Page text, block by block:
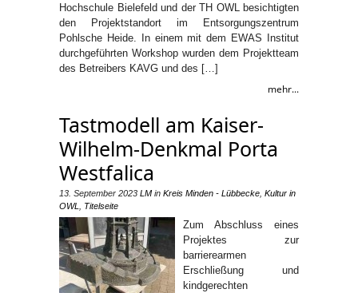
Hochschule Bielefeld und der TH OWL besichtigten
den Projektstandort im Entsorgungszentrum
Pohlsche Heide. In einem mit dem EWAS Institut
durchgeführten Workshop wurden dem Projektteam
des Betreibers KAVG und des […]
mehr...
Tastmodell am Kaiser-
Wilhelm-Denkmal Porta
Westfalica
13. September 2023 LM in Kreis Minden - Lübbecke Kultur in
OWL
Titelseite
Zum Abschluss eines
Projektes zur
barrierearmen
Erschließung und
kindgerechten